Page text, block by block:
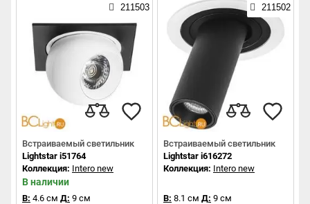
211503
Встраиваемый светильник
Lightstar i51764
Коллекция: Intero new
В наличии
В: 4.6 см Д: 9 см
211502
Встраиваемый светильник
Lightstar i616272
Коллекция: Intero new
В: 8.1 см Д: 9 см